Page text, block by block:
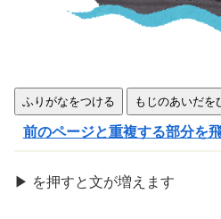
ふりがなをつける もじのあいだを
前のページと重複する部分を
▶ を押すと文が増 えます